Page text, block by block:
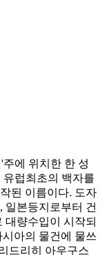
주에 위치한 한 성
유럽최초의 백자를
된 이름이다. 도자
일본등지로부터 건
대량수입이 시작되
아의 물건에 물쓰
드리히 아우구스